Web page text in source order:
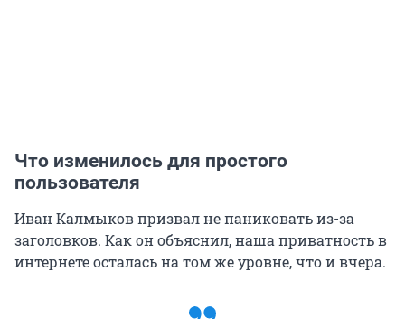
Что изменилось для простого
пользователя
Иван Калмыков призвал не паниковать из-за
заголовков. Как он объяснил, наша приватность в
интернете осталась на том же уровне, что и вчера.